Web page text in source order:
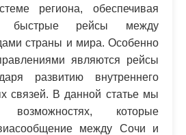
региона, обеспечивая
быстрые рейсы между
страны и мира. Особенно
являются рейсы
развитию внутреннего
связей. В данной статье мы
которые
между Сочи и